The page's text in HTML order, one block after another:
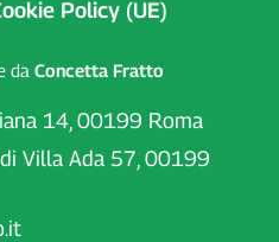
Policy (UE)
da Concetta Fratto
14, 00199 Roma
Villa Ada 57, 00199